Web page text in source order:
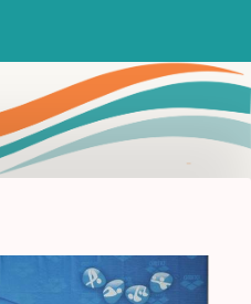
Uinti Kangasala